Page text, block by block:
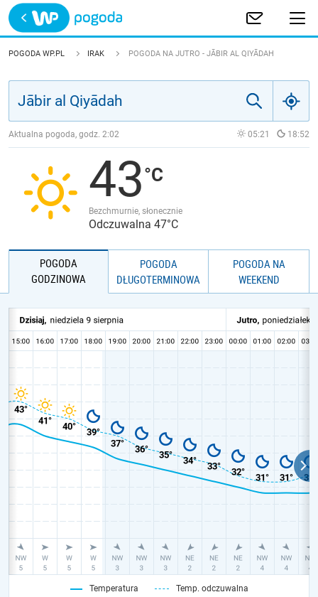
Trwa ładowanie
POLSKA
POGODA WP.PL IRAK POGODA NA JUTRO - JĀBIR AL QIYĀDAH
Aktualna pogoda, godz. 2:02 05:21 18:52
43
Bezchmurnie, słonecznie
Odczuwalna 47°C
POGODA
GODZINOWA
POGODA
DŁUGOTERMINOWA
POGODA NA
WEEKEND
Temperatura Temp. odczuwalna